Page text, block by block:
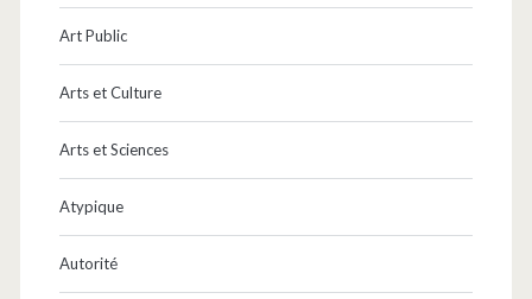
Art Public
Arts et Culture
Arts et Sciences
Atypique
Autorité